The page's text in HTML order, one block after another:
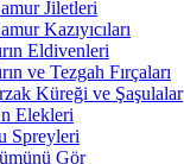
Jiletleri
Kazıyıcıları
Eldivenleri
ve Tezgah Fırçaları
Küreği ve Şaşulalar
Elekleri
Spreyleri
Gör